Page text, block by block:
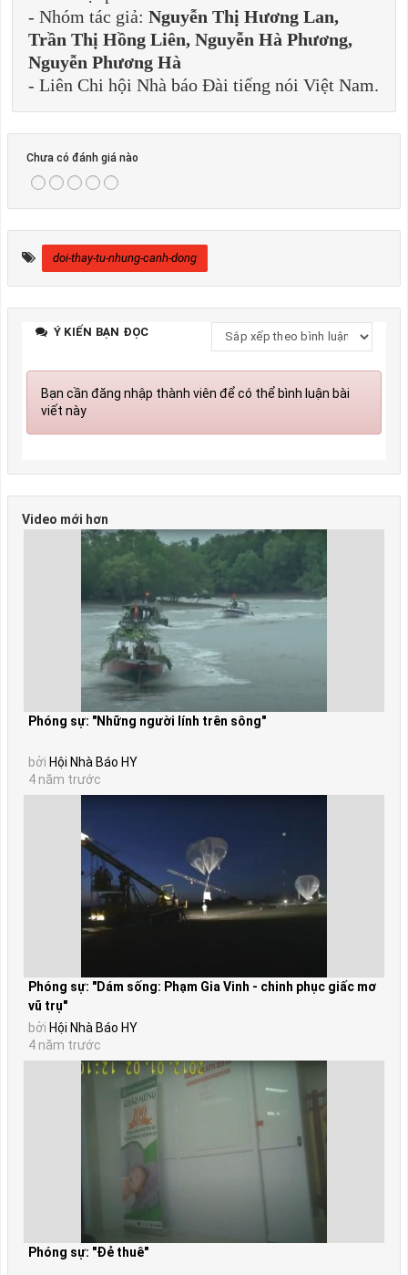
- Nhóm tác giả: Nguyễn Thị Hương Lan,
Trần Thị Hồng Liên, Nguyễn Hà Phương,
Nguyễn Phương Hà
- Liên Chi hội Nhà báo Đài tiếng nói Việt Nam.
Chưa có đánh giá nào
doi-thay-tu-nhung-canh-dong
Ý KIẾN BẠN ĐỌC
Bạn cần đăng nhập thành viên để có thể bình luận bài
viết này
Video mới hơn
Phóng sự: "Những người lính trên sông"
bởi Hội Nhà Báo HY
4 năm trước
Phóng sự: "Dám sống: Phạm Gia Vinh - chinh phục giấc mơ
vũ trụ"
bởi Hội Nhà Báo HY
4 năm trước
Phóng sự: "Đẻ thuê"